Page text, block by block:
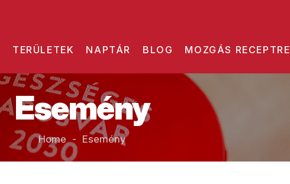
TERÜLETEK NAPTÁR BLOG MOZGÁS RECEPTRE
Esemény
Home - Esemény